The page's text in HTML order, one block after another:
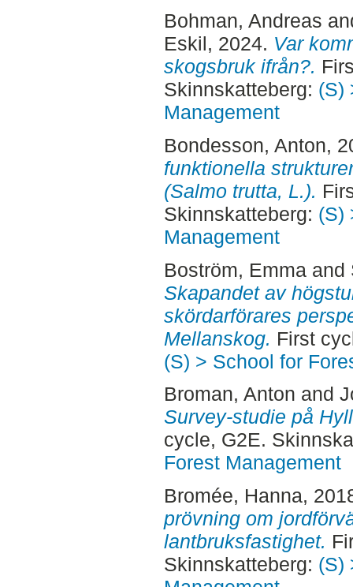
Bohman, Andreas
Eskil, 2024. Var
skogsbruk ifrån?.
Skinnskatteberg: (S)
Management
Bondesson, Anton,
funktionella
(Salmo trutta, L.).
Skinnskatteberg: (S)
Management
Boström, Emma and
Skapandet av
skördarförares
Mellanskog. First
(S) > School for
Broman, Anton and
Survey-studie på
cycle, G2E.
Forest Management
Bromée, Hanna,
prövning om
lantbruksfastighet.
Skinnskatteberg: (S)